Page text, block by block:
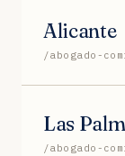
Alicante
/abogado-
Las
/abogado-